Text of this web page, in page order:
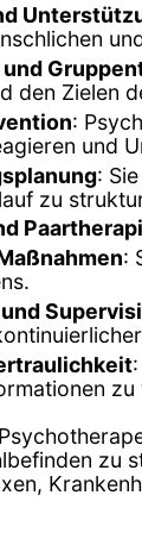
den Zielen
:
und
:
zu
:
zu
zu